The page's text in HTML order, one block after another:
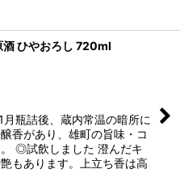
酒 ひやおろし 720ml
瓶詰後、蔵内常温の暗所に
香があり、雄町の旨味・コ
◎試飲しました 澄んだキ
もあります。上立ち香は高